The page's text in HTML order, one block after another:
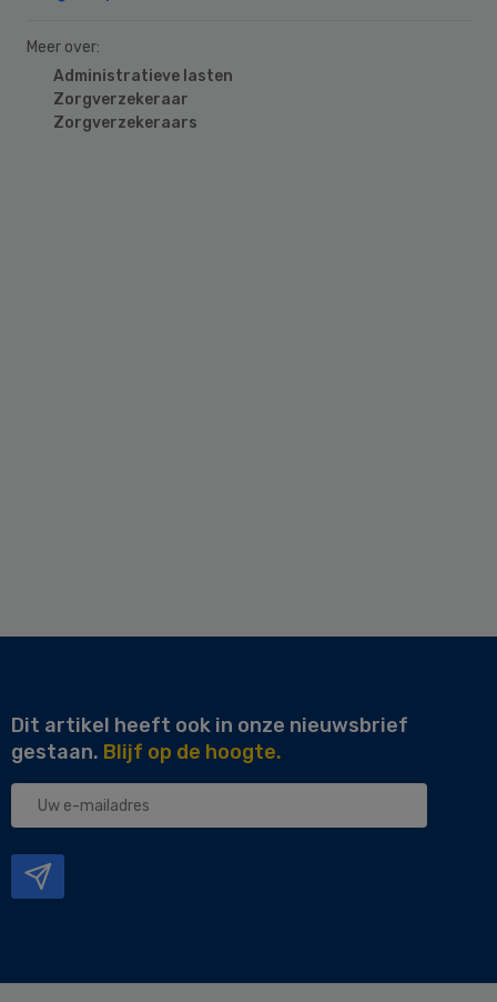
Meer over:
Administratieve lasten
Zorgverzekeraar
Zorgverzekeraars
Dit artikel heeft ook in onze nieuwsbrief
gestaan. Blijf op de hoogte.
Uw